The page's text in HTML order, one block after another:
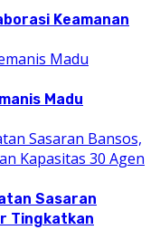
Keamanan
Madu
Sasaran
Tingkatkan